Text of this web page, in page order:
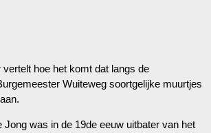
hoe het komt dat langs de
Wuiteweg soortgelijke muurtjes
Jong was in de 19de eeuw uitbater van het